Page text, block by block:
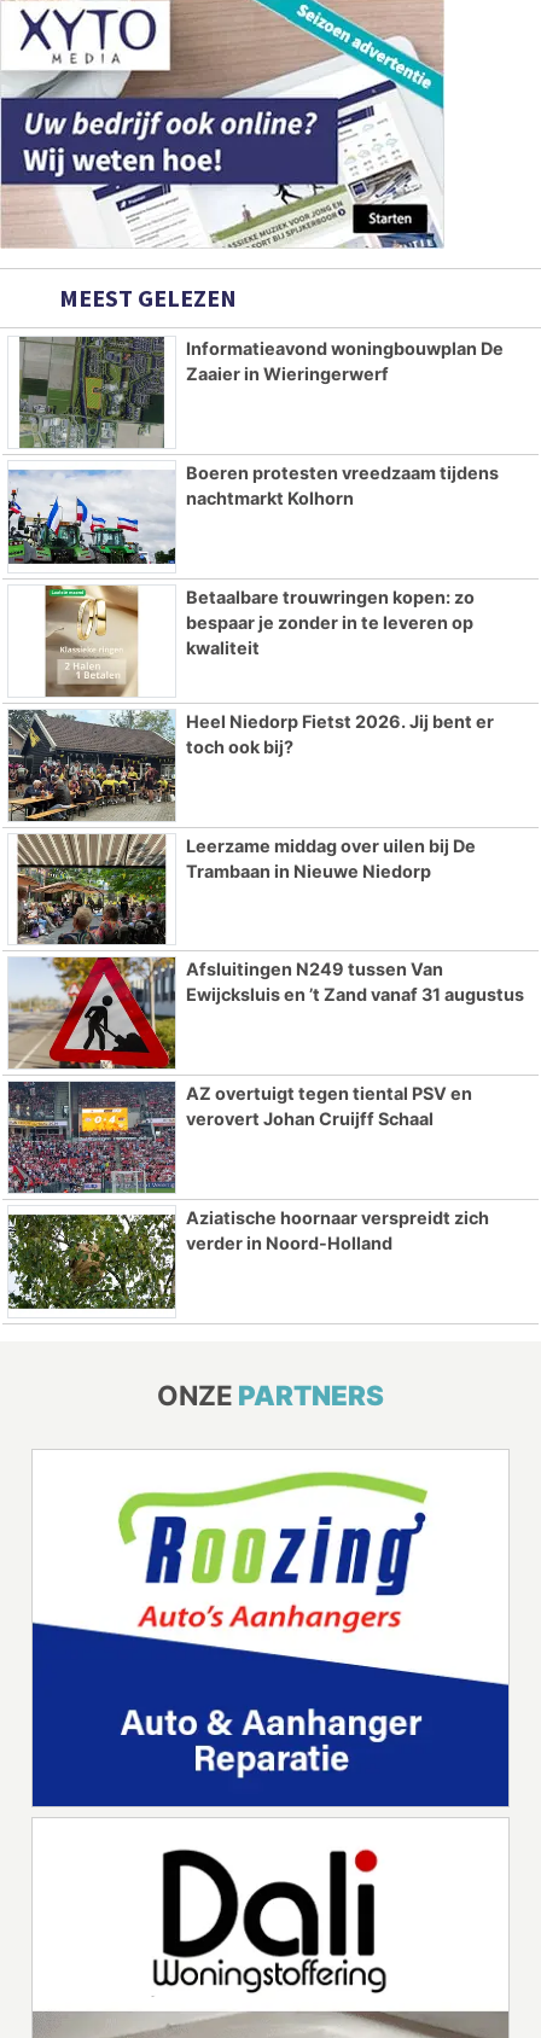
MEEST GELEZEN
Informatieavond woningbouwplan De
Zaaier in Wieringerwerf
Boeren protesten vreedzaam tijdens
nachtmarkt Kolhorn
Betaalbare trouwringen kopen: zo
bespaar je zonder in te leveren op
kwaliteit
Heel Niedorp Fietst 2026. Jij bent er
toch ook bij?
Leerzame middag over uilen bij De
Trambaan in Nieuwe Niedorp
Afsluitingen N249 tussen Van
Ewijcksluis en ’t Zand vanaf 31 augustus
AZ overtuigt tegen tiental PSV en
verovert Johan Cruijff Schaal
Aziatische hoornaar verspreidt zich
verder in Noord-Holland
ONZE PARTNERS